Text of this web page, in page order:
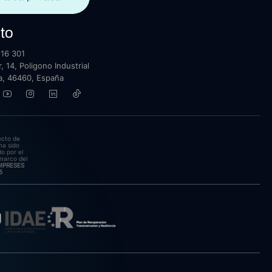
301
14, Poligono Industrial
46460, España
de
sido
por el
del